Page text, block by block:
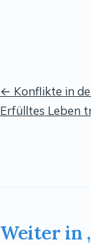
← Konflikte in
Erfülltes Leben
Weiter in